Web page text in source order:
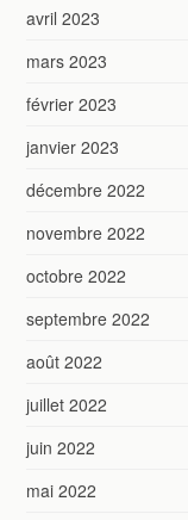
avril 2023
mars 2023
février 2023
janvier 2023
décembre 2022
novembre 2022
octobre 2022
septembre 2022
août 2022
juillet 2022
juin 2022
mai 2022